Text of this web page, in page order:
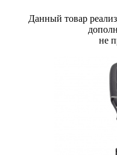
Данный товар
не